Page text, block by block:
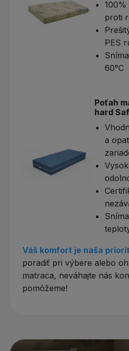
proti
PES
60°C
Poťah
hard
a
Váš komfort je naša
poradiť pri výbere alebo
matraca, neváhajte nás
pomôžeme!